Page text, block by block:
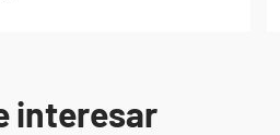
interesar